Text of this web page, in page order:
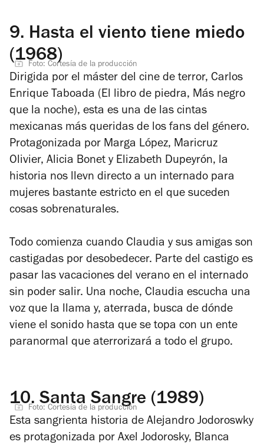
9. Hasta el viento tiene miedo
(1968)
Foto: Cortesía de la producción
Dirigida por el máster del cine de terror, Carlos
Enrique Taboada (El libro de piedra, Más negro
que la noche), esta es una de las cintas
mexicanas más queridas de los fans del género.
Protagonizada por Marga López, Maricruz
Olivier, Alicia Bonet y Elizabeth Dupeyrón, la
historia nos llevn directo a un internado para
mujeres bastante estricto en el que suceden
cosas sobrenaturales.
Todo comienza cuando Claudia y sus amigas son
castigadas por desobedecer. Parte del castigo es
pasar las vacaciones del verano en el internado
sin poder salir. Una noche, Claudia escucha una
voz que la llama y, aterrada, busca de dónde
viene el sonido hasta que se topa con un ente
paranormal que aterrorizará a todo el grupo.
10.Santa Sangre (1989)
Foto: Cortesía de la producción
Esta sangrienta historia de Alejandro Jodoroswky
es protagonizada por Axel Jodorosky, Blanca